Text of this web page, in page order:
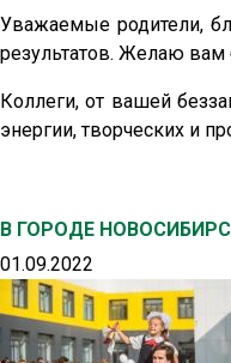
Уважаемые родители,
результатов. Желаю вам
Коллеги, от вашей
энергии, творческих и
В ГОРОДЕ
01.09.2022